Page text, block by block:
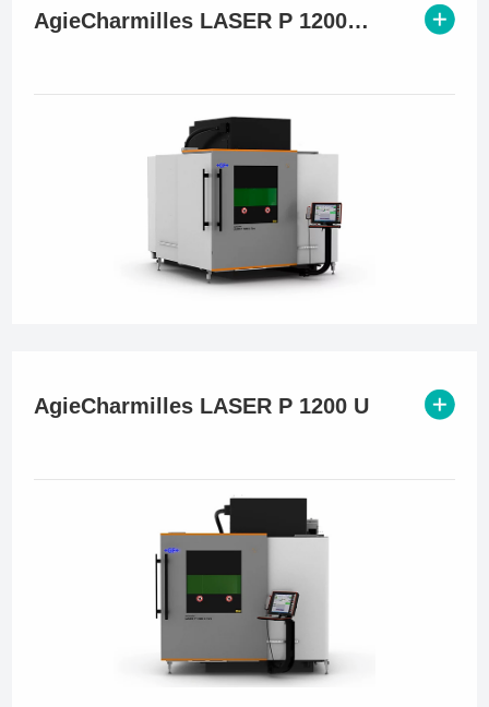
AgieCharmilles LASER P 1200 U Dedicated
AgieCharmilles LASER P 1200 U